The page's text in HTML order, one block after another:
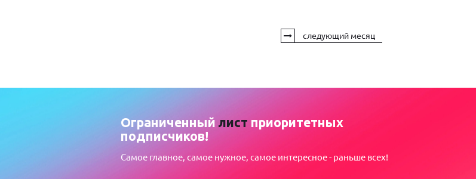
следующий месяц
Ограниченныйлист приоритетных
подписчиков!
Самое главное, самое нужное, самое интересное - раньше всех!